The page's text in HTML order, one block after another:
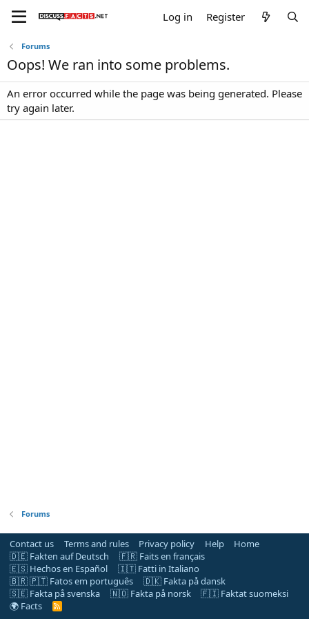
Log in Register
Forums
Oops! We ran into some problems.
An error occurred while the page was being generated. Please
try again later.
Forums
Contact us Terms and rules Privacy policy Help
Home
🇩🇪 Fakten auf Deutsch
🇫🇷 Faits en français
🇪🇸 Hechos en Español
🇮🇹 Fatti in Italiano
🇧🇷 🇵🇹 Fatos em português
🇩🇰 Fakta på dansk
🇸🇪 Fakta på svenska
🇳🇴 Fakta på norsk
🇫🇮 Faktat suomeksi
🌍 Facts
R